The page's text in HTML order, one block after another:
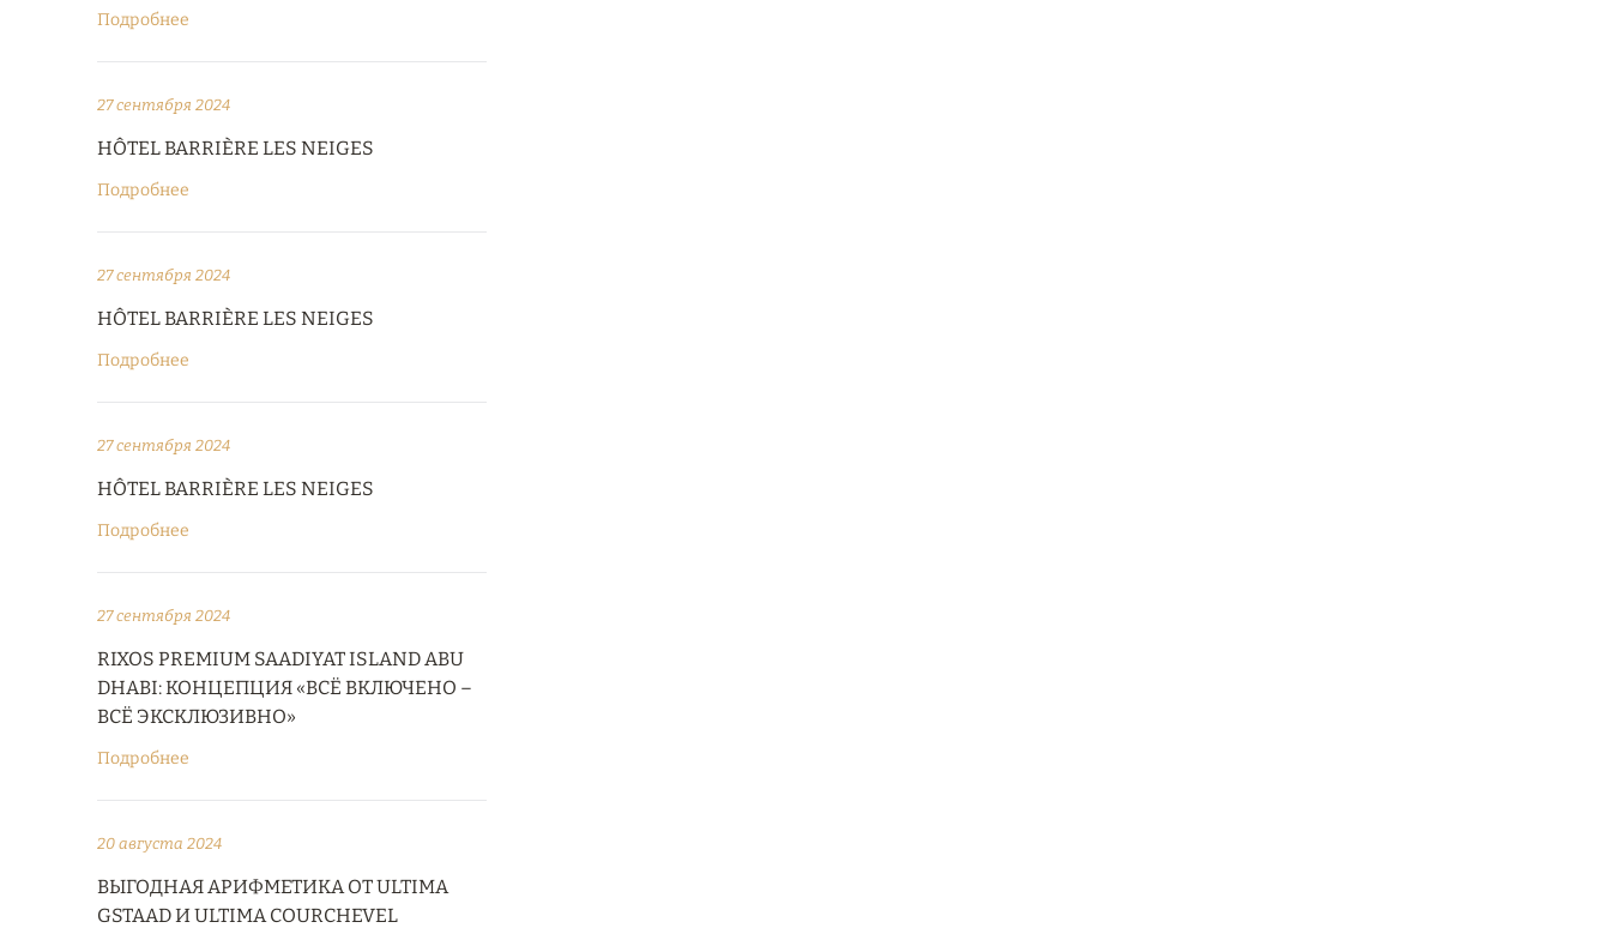
Подробнее
27 сентября 2024
HÔTEL BARRIÈRE LES NEIGES
Подробнее
27 сентября 2024
HÔTEL BARRIÈRE LES NEIGES
Подробнее
27 сентября 2024
HÔTEL BARRIÈRE LES NEIGES
Подробнее
27 сентября 2024
RIXOS PREMIUM SAADIYAT ISLAND ABU
DHABI: КОНЦЕПЦИЯ «ВСЁ ВКЛЮЧЕНО –
ВСЁ ЭКСКЛЮЗИВНО»
Подробнее
20 августа 2024
ВЫГОДНАЯ АРИФМЕТИКА ОТ ULTIMA
GSTAAD И ULTIMA COURCHEVEL